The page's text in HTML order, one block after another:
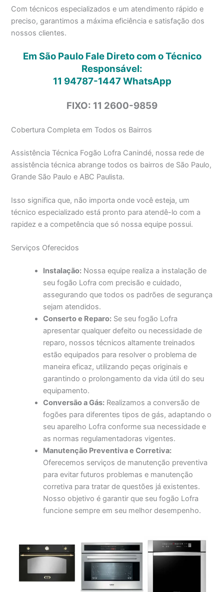
Com técnicos especializados e um atendimento rápido e
preciso, garantimos a máxima eficiência e satisfação dos
nossos clientes.
Em São Paulo Fale Direto com o Técnico
Responsável:
11 94787-1447WhatsApp
FIXO: 11 2600-9859
Cobertura Completa em Todos os Bairros
Assistência Técnica Fogão Lofra Canindé, nossa rede de
assistência técnica abrange todos os bairros de São Paulo,
Grande São Paulo e ABC Paulista.
Isso significa que, não importa onde você esteja, um
técnico especializado está pronto para atendê-lo com a
rapidez e a competência que só nossa equipe possui.
Serviços Oferecidos
Instalação: Nossa equipe realiza a instalação de
seu fogão Lofra com precisão e cuidado,
assegurando que todos os padrões de segurança
sejam atendidos.
Conserto e Reparo: Se seu fogão Lofra
apresentar qualquer defeito ou necessidade de
reparo, nossos técnicos altamente treinados
estão equipados para resolver o problema de
maneira eficaz, utilizando peças originais e
garantindo o prolongamento da vida útil do seu
equipamento.
Conversão a Gás: Realizamos a conversão de
fogões para diferentes tipos de gás, adaptando o
seu aparelho Lofra conforme sua necessidade e
as normas regulamentadoras vigentes.
Manutenção Preventiva e Corretiva:
Oferecemos serviços de manutenção preventiva
para evitar futuros problemas e manutenção
corretiva para tratar de questões já existentes.
Nosso objetivo é garantir que seu fogão Lofra
funcione sempre em seu melhor desempenho.